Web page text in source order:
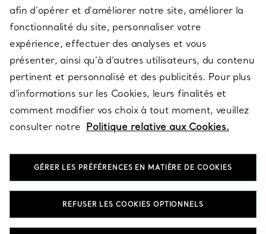
À PROPOS
QUESTIONS LÉGALES
SUIVEZ-NOUS
T&Co. 2026
afin d’opérer et d’améliorer notre site, améliorer la
fonctionnalité du site, personnaliser votre
expérience, effectuer des analyses et vous
présenter, ainsi qu’à d’autres utilisateurs, du contenu
pertinent et personnalisé et des publicités. Pour plus
d’informations sur les Cookies, leurs finalités et
comment modifier vos choix à tout moment, veuillez
consulter notre Politique relative aux Cookies.
GÉRER LES PRÉFÉRENCES EN MATIÈRE DE COOKIES
REFUSER LES COOKIES OPTIONNELS